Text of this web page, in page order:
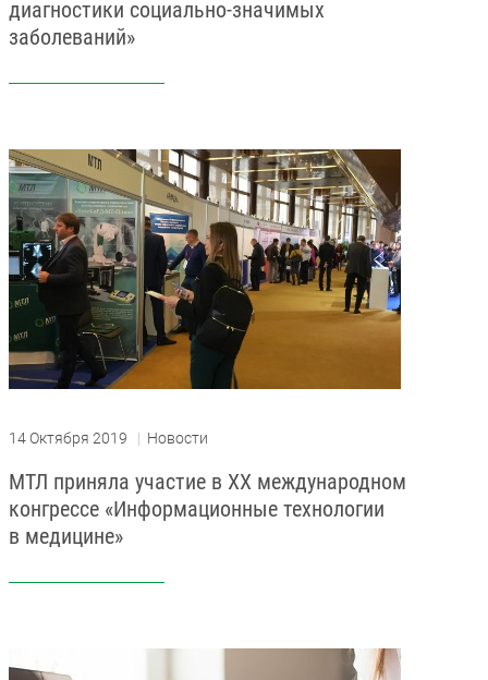
диагностики социально-значимых
заболеваний»
14 Октября 2019 | Новости
МТЛ приняла участие в XX международном
конгрессе «Информационные технологии
в медицине»